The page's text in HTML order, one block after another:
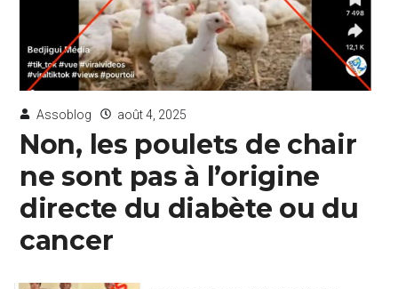
Assoblog août 4, 2025
Non, les poulets de chair
ne sont pas à l’origine
directe du diabète ou du